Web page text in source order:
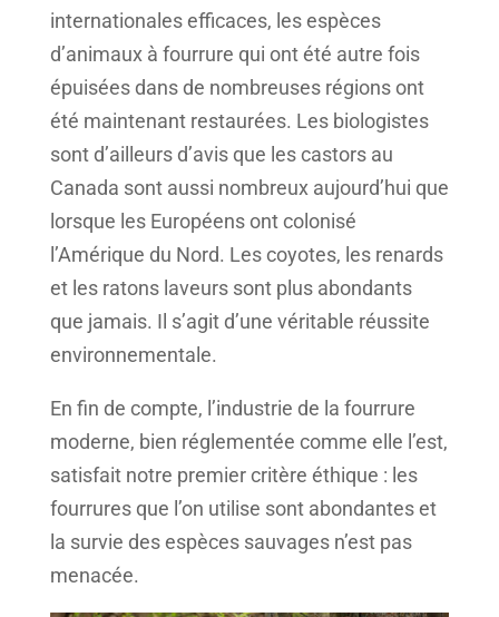
internationales efficaces, les espèces
d’animaux à fourrure qui ont été autre fois
épuisées dans de nombreuses régions ont
été maintenant restaurées. Les biologistes
sont d’ailleurs d’avis que les castors au
Canada sont aussi nombreux aujourd’hui que
lorsque les Européens ont colonisé
l’Amérique du Nord. Les coyotes, les renards
et les ratons laveurs sont plus abondants
que jamais. Il s’agit d’une véritable réussite
environnementale.
En fin de compte, l’industrie de la fourrure
moderne, bien réglementée comme elle l’est,
satisfait notre premier critère éthique : les
fourrures que l’on utilise sont abondantes et
la survie des espèces sauvages n’est pas
menacée.